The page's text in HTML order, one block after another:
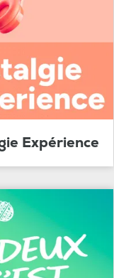
Expérience